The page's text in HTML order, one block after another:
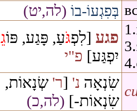
בְּפִגְעוֹ-בוֹ (לה,יט)
פגע [לִפְגֹּעַ, פָּגַע, פּוֹגֵ
יִפְגַּע] פ"י
שִׂנְאָה נ' [ר' שְׂנָאוֹת,
שִׂנְאוֹת-] (לה,כ)